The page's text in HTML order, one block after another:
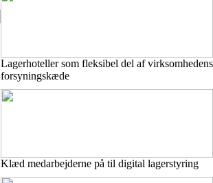
Lagerhoteller som fleksibel del af virksomhedens
forsyningskæde
Klæd medarbejderne på til digital lagerstyring